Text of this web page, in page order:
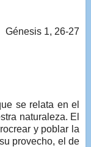
Génesis 1, 26-27
se relata en el
naturaleza. El
y poblar la
provecho, el de